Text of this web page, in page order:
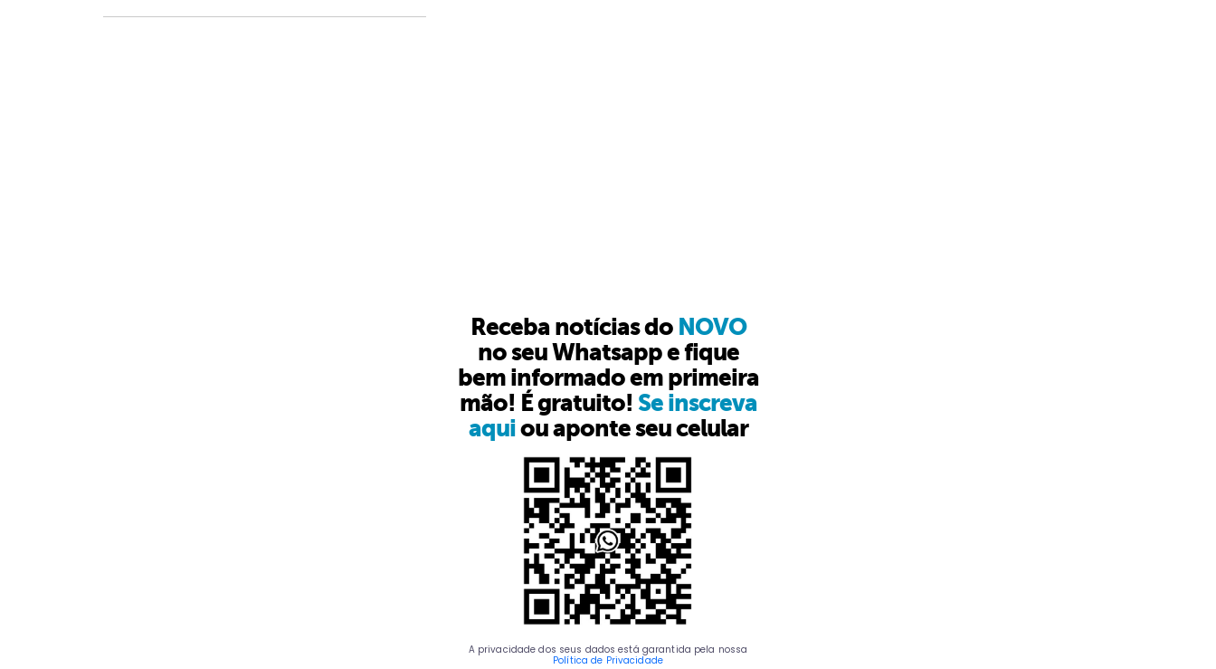
Receba notícias do NOVO
no seu Whatsapp e fique
bem informado em primeira
mão! É gratuito! Se inscreva
aquiou aponte seu celular
A privacidade dos seus dados está garantida pela nossa
Política de Privacidade